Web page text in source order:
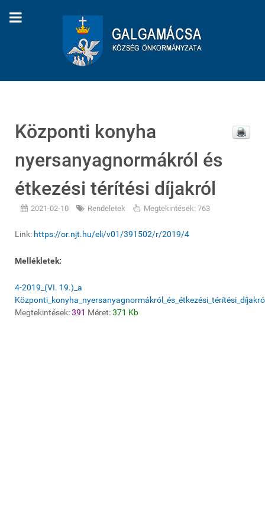
Központi konyha
nyersanyagnormákról és
étkezési térítési díjakról
2021-02-10 Rendeletek Megtekintések: 763
Link: https://or.njt.hu/eli/v01/391502/r/2019/4
Mellékletek:
4-2019_(VI. 19.)_a
Megtekintések:391 Méret:371 Kb